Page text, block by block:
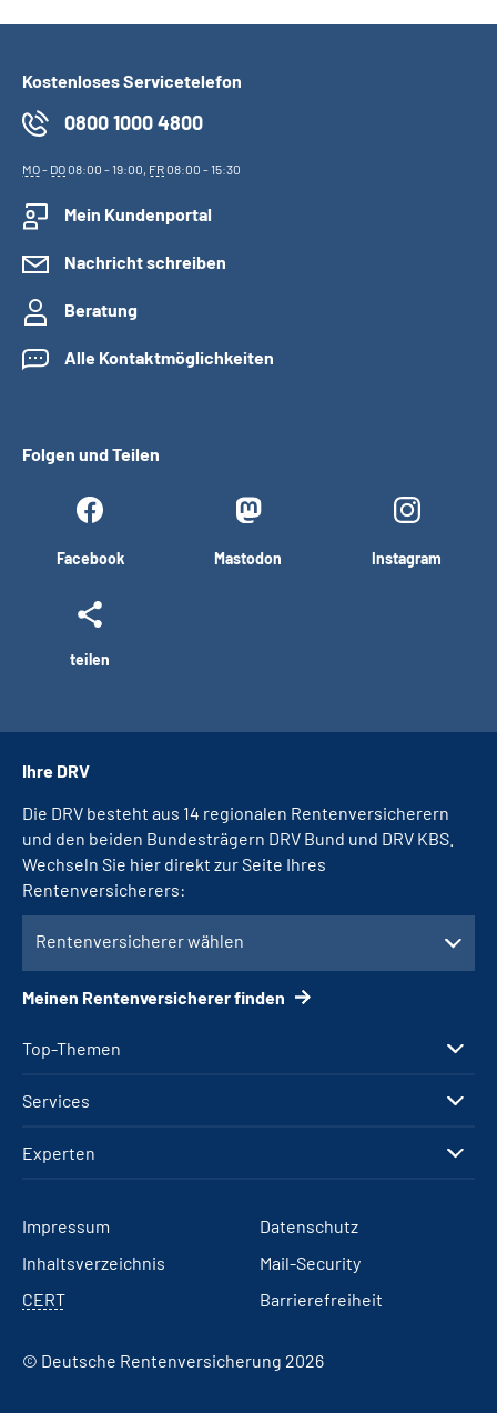
Kostenloses Servicetelefon
0800 1000 4800
MO- DO08:00 - 19:00, FR08:00 - 15:30
Mein Kundenportal
Nachricht schreiben
Beratung
Alle Kontaktmöglichkeiten
Folgen und Teilen
Facebook Mastodon Instagram
teilen
Top-Themen
Services
Experten
Ihre DRV
Die DRV besteht aus 14 regionalen Rentenversicherern
und den beiden Bundesträgern DRV Bund und DRV KBS.
Wechseln Sie hier direkt zur Seite Ihres
Rentenversicherers:
Rentenversicherer wählen
Meinen Rentenversicherer finden
Impressum
Datenschutz
Inhaltsverzeichnis
Mail-Security
CERT
Barrierefreiheit
© Deutsche Rentenversicherung 2026